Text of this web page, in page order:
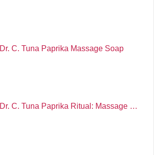
Dr. C. Tuna Paprika Massage Soap
Dr. C. Tuna Paprika Ritual: Massage …